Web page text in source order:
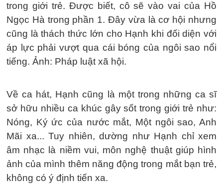
trong giới trẻ. Được biết, cô sẽ vào vai của Hồ
Ngọc Hà trong phần 1. Đây vừa là cơ hội nhưng
cũng là thách thức lớn cho Hạnh khi đối diện với
áp lực phải vượt qua cái bóng của ngôi sao nổi
tiếng. Ảnh: Pháp luật xã hội.
Về ca hát, Hạnh cũng là một trong những ca sĩ
sở hữu nhiều ca khúc gây sốt trong giới trẻ như:
Nóng, Ký ức của nước mắt, Một ngôi sao, Anh
Mãi xa... Tuy nhiên, dường như Hạnh chỉ xem
âm nhạc là niềm vui, môn nghệ thuật giúp hình
ảnh của mình thêm năng động trong mắt bạn trẻ,
không có ý định tiến xa.